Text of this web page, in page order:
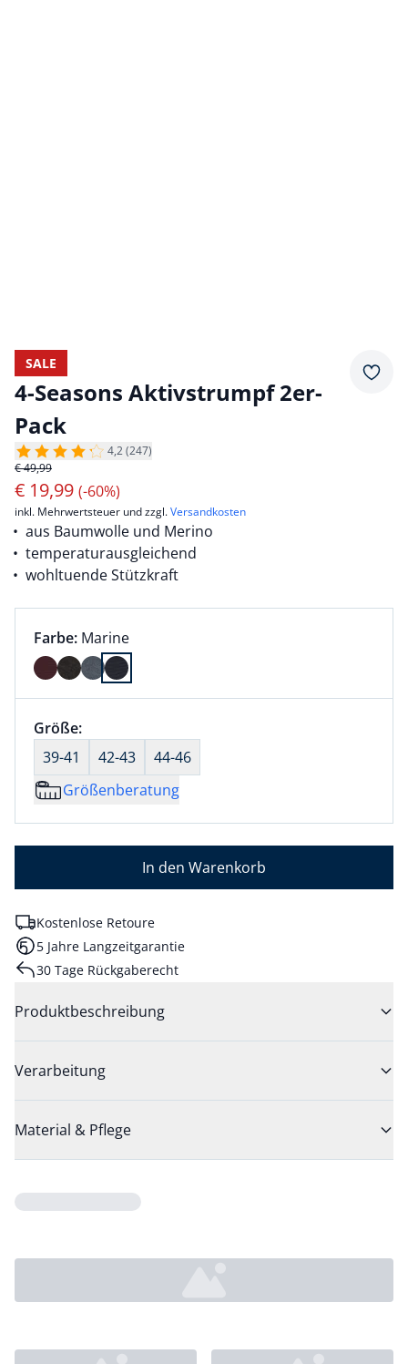
SALE
4-Seasons Aktivstrumpf 2er-
Pack
4,2 (247)
€ 49,99
€ 19,99 (-60%)
inkl. Mehrwertsteuer und zzgl.Versandkosten
aus Baumwolle und Merino
temperaturausgleichend
wohltuende Stützkraft
Farbauswahl:
Farbe: aktuell ausgewählt:
Marine
Farbe Marine ausgewählt
Größenauswahl:
Größe:nichts ausgewählt
39-41
42-43
44-46
Größenberatung
In den Warenkorb
Kostenlose Retoure
5 Jahre Langzeitgarantie
30 Tage Rückgaberecht
Produktbeschreibung
Verarbeitung
Material & Pflege